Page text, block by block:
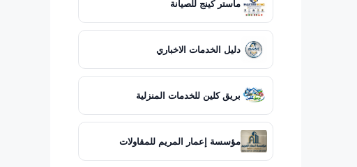
ماستر كينج للصيانة
دليل الخدمات الاخباري
بريق كلين للخدمات المنزلية
مؤسسة إعمار المريم للمقاولات